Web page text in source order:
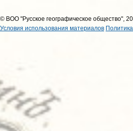
© ВОО "Русское географическое общество",
Условия использования материалов